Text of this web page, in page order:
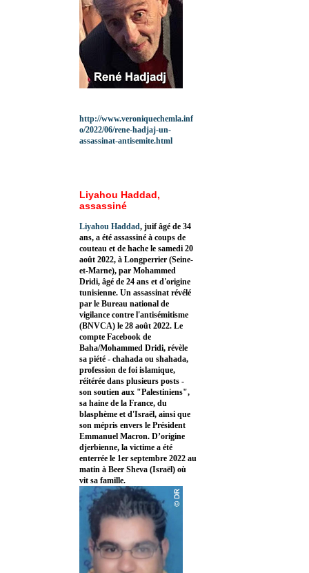
http://www.veroniquechemla.inf
o/2022/06/rene-hadjaj-un-
assassinat-antisemite.html
Liyahou Haddad,
assassiné
Liyahou Haddad, juif âgé de 34
ans, a été assassiné à coups de
couteau et de hache le samedi 20
août 2022, à Longperrier (Seine-
et-Marne), par Mohammed
Dridi, âgé de 24 ans et d'origine
tunisienne. Un assassinat révélé
par le Bureau national de
vigilance contre l'antisémitisme
(BNVCA) le 28 août 2022. Le
compte Facebook de
Baha/Mohammed Dridi, révèle
sa piété - chahada ou shahada,
profession de foi islamique,
réitérée dans plusieurs posts -
son soutien aux "Palestiniens",
sa haine de la France, du
blasphème et d'Israël, ainsi que
son mépris envers le Président
Emmanuel Macron. D’origine
djerbienne, la victime a été
enterrée le 1er septembre 2022 au
matin à Beer Sheva (Israël) où
vit sa famille.